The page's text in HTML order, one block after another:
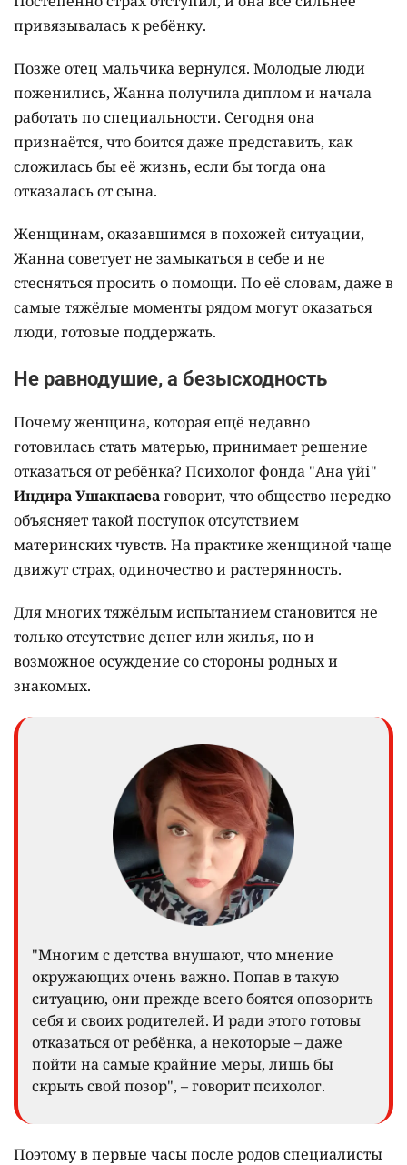
привязывалась к ребёнку.
Позже отец мальчика вернулся. Молодые люди
поженились, Жанна получила диплом и начала
работать по специальности. Сегодня она
признаётся, что боится даже представить, как
сложилась бы её жизнь, если бы тогда она
отказалась от сына.
Женщинам, оказавшимся в похожей ситуации,
Жанна советует не замыкаться в себе и не
стесняться просить о помощи. По её словам, даже в
самые тяжёлые моменты рядом могут оказаться
люди, готовые поддержать.
Не равнодушие, а безысходность
Почему женщина, которая ещё недавно
готовилась стать матерью, принимает решение
отказаться от ребёнка? Психолог фонда "Ана үйі"
Индира Ушакпаеваговорит, что общество нередко
объясняет такой поступок отсутствием
материнских чувств. На практике женщиной чаще
движут страх, одиночество и растерянность.
Для многих тяжёлым испытанием становится не
только отсутствие денег или жилья, но и
возможное осуждение со стороны родных и
знакомых.
"Многим с детства внушают, что мнение
окружающих очень важно. Попав в такую
ситуацию, они прежде всего боятся опозорить
себя и своих родителей. И ради этого готовы
отказаться от ребёнка, а некоторые – даже
пойти на самые крайние меры, лишь бы
скрыть свой позор", – говорит психолог.
Поэтому в первые часы после родов специалисты